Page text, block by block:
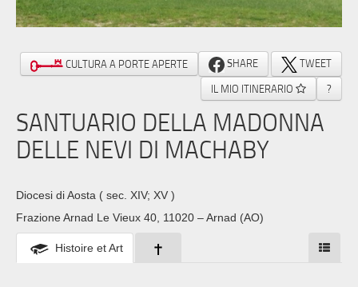
CULTURA A PORTE APERTE SHARE
TWEET
IL MIO ITINERARIO
?
SANTUARIO DELLA MADONNA
DELLE NEVI DI MACHABY
Diocesi di Aosta ( sec. XIV; XV )
Frazione Arnad Le Vieux 40, 11020 – Arnad (AO)
Histoire et Art